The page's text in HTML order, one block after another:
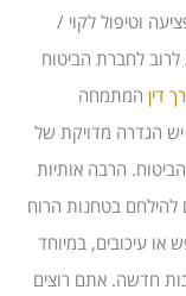
וטיפול לקוי /
לרוב לחברת הביטוח
דין המתמחה
יש הגדרה מדויקת של
הרבה אותיות
להילחם בטחנות הרוח
או עיכובים, במיוחד
חדשה. אתם רוצים